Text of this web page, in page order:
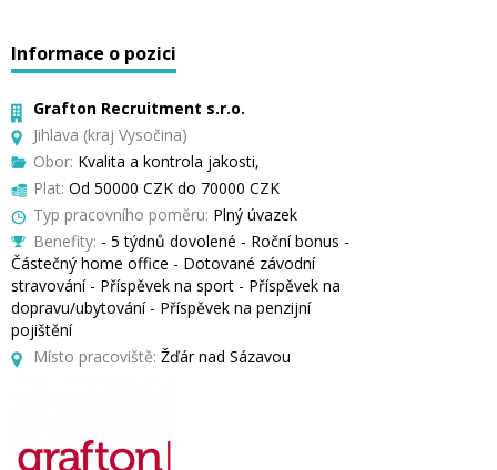
Informace o pozici
Grafton Recruitment s.r.o.
Jihlava (kraj Vysočina)
Obor: Kvalita a kontrola jakosti,
Plat: Od 50000 CZK do 70000 CZK
Typ pracovního poměru: Plný úvazek
Benefity: - 5 týdnů dovolené - Roční bonus -
Částečný home office - Dotované závodní
stravování - Příspěvek na sport - Příspěvek na
dopravu/ubytování - Příspěvek na penzijní
pojištění
Místo pracoviště: Žďár nad Sázavou